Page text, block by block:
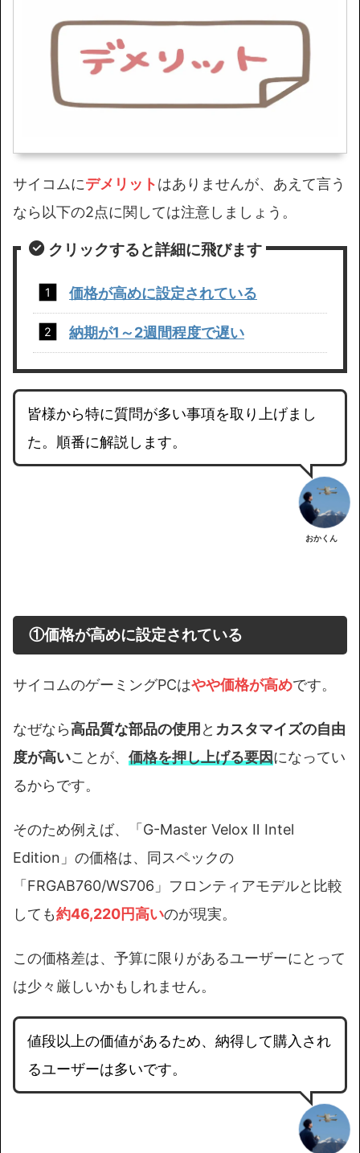
サイコムにデメリットはありませんが、あえて言う
なら以下の2点に関しては注意しましょう。
クリックすると詳細に飛びます
価格が高めに設定されている
納期が1～2週間程度で遅い
皆様から特に質問が多い事項を取り上げまし
た。順番に解説します。
おかくん
①価格が高めに設定されている
サイコムのゲーミングPCはやや価格が高めです。
なぜなら高品質な部品の使用と カスタマイズの自由
度が高いことが、 価格を押し上げる要因になってい
るからです。
そのため例えば、「G-Master Velox Ⅱ Intel
Edition」の価格は、同スペックの
「FRGAB760/WS706」フロンティアモデルと比較
しても約46,220円高いのが現実。
この価格差は、予算に限りがあるユーザーにとって
は少々厳しいかもしれません。
値段以上の価値があるため、納得して購入され
るユーザーは多いです。